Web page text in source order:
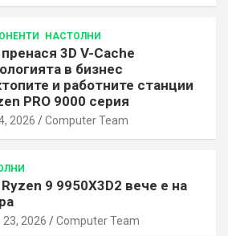
НАСТОЛНИ
3D V-Cache
в бизнес
и работните станции
PRO 9000 серия
2026 Computer Team
9 9950X3D2 вече е на
23, 2026 Computer Team